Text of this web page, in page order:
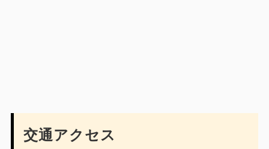
交通アクセス